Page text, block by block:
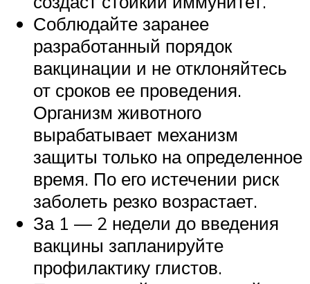
Соблюдайте заранее
разработанный порядок
вакцинации и не отклоняйтесь
от сроков ее проведения.
Организм животного
вырабатывает механизм
защиты только на определенное
время. По его истечении риск
заболеть резко возрастает.
За 1 — 2 недели до введения
вакцины запланируйте
профилактику глистов.